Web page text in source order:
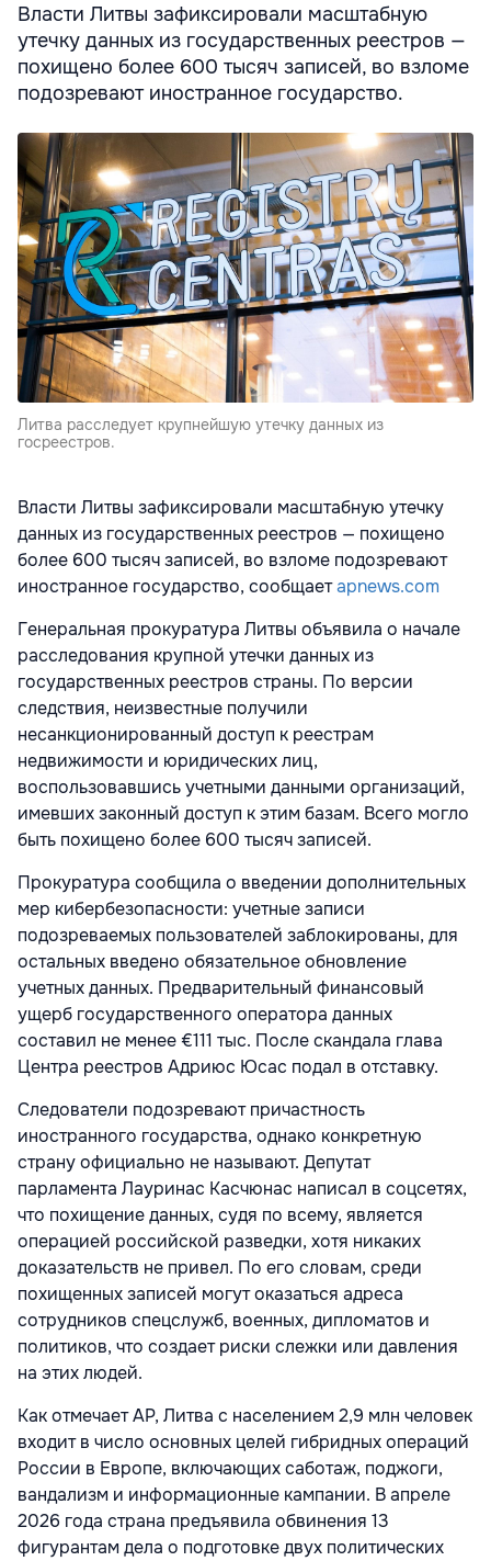
Власти Литвы зафиксировали масштабную
утечку данных из государственных реестров —
похищено более 600 тысяч записей, во взломе
подозревают иностранное государство.
Литва расследует крупнейшую утечку данных из
госреестров.
Власти Литвы зафиксировали масштабную утечку
данных из государственных реестров — похищено
более 600 тысяч записей, во взломе подозревают
иностранное государство, сообщаетapnews.com
Генеральная прокуратура Литвы объявила о начале
расследования крупной утечки данных из
государственных реестров страны. По версии
следствия, неизвестные получили
несанкционированный доступ к реестрам
недвижимости и юридических лиц,
воспользовавшись учетными данными организаций,
имевших законный доступ к этим базам. Всего могло
быть похищено более 600 тысяч записей.
Прокуратура сообщила о введении дополнительных
мер кибербезопасности: учетные записи
подозреваемых пользователей заблокированы, для
остальных введено обязательное обновление
учетных данных. Предварительный финансовый
ущерб государственного оператора данных
составил не менее €111 тыс. После скандала глава
Центра реестров Адриюс Юсас подал в отставку.
Следователи подозревают причастность
иностранного государства, однако конкретную
страну официально не называют. Депутат
парламента Лауринас Касчюнас написал в соцсетях,
что похищение данных, судя по всему, является
операцией российской разведки, хотя никаких
доказательств не привел. По его словам, среди
похищенных записей могут оказаться адреса
сотрудников спецслужб, военных, дипломатов и
политиков, что создает риски слежки или давления
на этих людей.
Как отмечает AP, Литва с населением 2,9 млн человек
входит в число основных целей гибридных операций
России в Европе, включающих саботаж, поджоги,
вандализм и информационные кампании. В апреле
2026 года страна предъявила обвинения 13
фигурантам дела о подготовке двух политических